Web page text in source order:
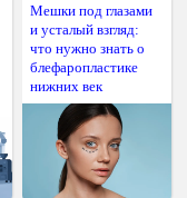
Мешки под глазами
и усталый взгляд:
что нужно знать о
блефаропластике
нижних век